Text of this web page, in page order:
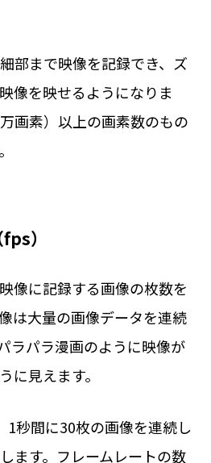
部まで映像を記録でき、ズ
像を映せるようになりま
画素）以上の画素数のもの
）
像に記録する画像の枚数を
は大量の画像データを連続
ラパラ漫画のように映像が
に見えます。
1秒間に30枚の画像を連続し
ます。フレームレートの数